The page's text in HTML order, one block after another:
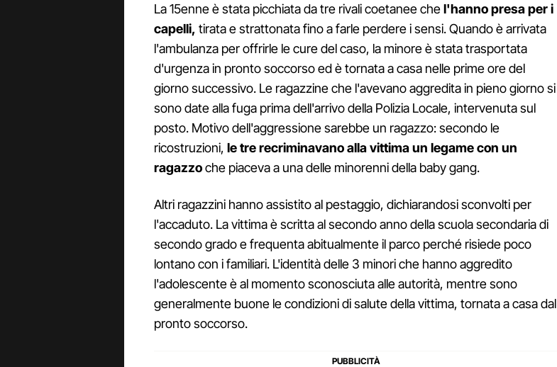
La 15enne è stata picchiata da tre rivali coetanee chel'hanno presa per i
capelli, tirata e strattonata fino a farle perdere i sensi. Quando è arrivata
l'ambulanza per offrirle le cure del caso, la minore è stata trasportata
d'urgenza in pronto soccorso ed è tornata a casa nelle prime ore del
giorno successivo. Le ragazzine che l'avevano aggredita in pieno giorno si
sono date alla fuga prima dell'arrivo della Polizia Locale, intervenuta sul
posto. Motivo dell'aggressione sarebbe un ragazzo: secondo le
ricostruzioni, le tre recriminavano alla vittima un legame con un
ragazzoche piaceva a una delle minorenni della baby gang.
Altri ragazzini hanno assistito al pestaggio, dichiarandosi sconvolti per
l'accaduto. La vittima è scritta al secondo anno della scuola secondaria di
secondo grado e frequenta abitualmente il parco perché risiede poco
lontano con i familiari. L'identità delle 3 minori che hanno aggredito
l'adolescente è al momento sconosciuta alle autorità, mentre sono
generalmente buone le condizioni di salute della vittima, tornata a casa dal
pronto soccorso.